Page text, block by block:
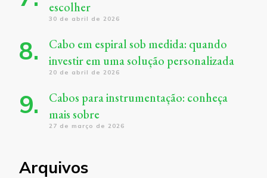
escolher
30 de abril de 2026
Cabo em espiral sob medida: quando
investir em uma solução personalizada
20 de abril de 2026
Cabos para instrumentação: conheça
mais sobre
27 de março de 2026
Arquivos